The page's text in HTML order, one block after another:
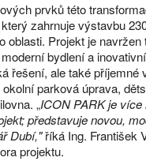
prvků této
zahrnuje výstavbu
oblasti. Projekt je navržen
bydlení a inovativní
řešení, ale také příjemné
parková úprava,
„ICON PARK je více
představuje novou,
Dubí,"říká Ing. František
projektu.